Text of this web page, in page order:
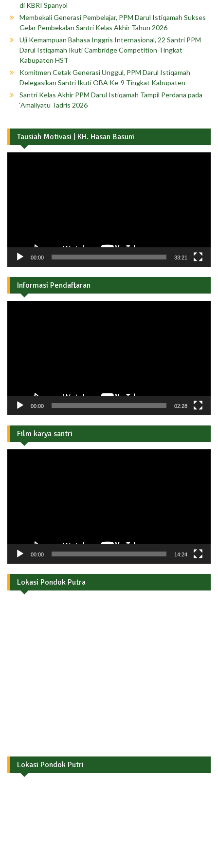
di KBRI Spanyol
Membekali Generasi Pembelajar, PPM Darul Istiqamah Sukses
Gelar Pembekalan Santri Kelas Akhir Tahun 2026
Uji Kemampuan Bahasa Inggris Internasional, 22 Santri PPM
Darul Istiqamah Ikuti Cambridge Competition Tingkat
Kabupaten HST
Komitmen Cetak Generasi Unggul, PPM Darul Istiqamah
Delegasikan Santri Ikuti OBA Ke-9 Tingkat Kabupaten
Santri Kelas Akhir PPM Darul Istiqamah Tampil Perdana pada
‘Amaliyatu Tadris 2026
Tausiah Motivasi | KH. Hasan Basuni
00:00 33:21
Informasi Pendaftaran
00:00 02:28
Film karya santri
00:00 14:24
Lokasi Pondok Putra
Lokasi Pondok Putri